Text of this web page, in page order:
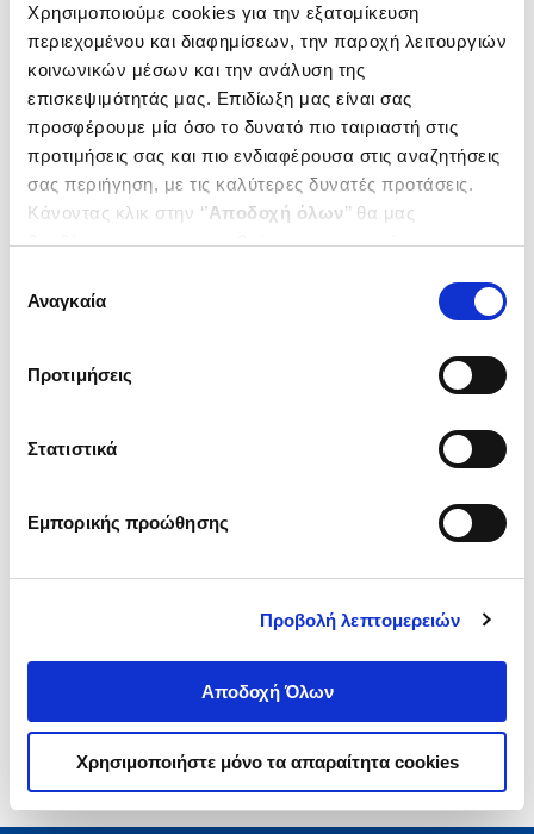
Χρησιμοποιούμε cookies για την εξατομίκευση
περιεχομένου και διαφημίσεων, την παροχή λειτουργιών
κοινωνικών μέσων και την ανάλυση της
επισκεψιμότητάς μας. Επιδίωξη μας είναι σας
προσφέρουμε μία όσο το δυνατό πιο ταιριαστή στις
προτιμήσεις σας και πιο ενδιαφέρουσα στις αναζητήσεις
σας περιήγηση, με τις καλύτερες δυνατές προτάσεις.
Κάνοντας κλικ στην ‘’Αποδοχή όλων’’ θα μας
βοηθήσετε να ανταποκριθούμε στα παραπάνω.
ενδιαφέρουν και να επιλέξετε από τα παρακάτω με την
΄΄και να ενημερωθείτε σχετικά με
συγκατάθεσης
Αναγκαία
Προτιμήσεις
Στατιστικά
Εμπορικής προώθησης
Προβολή λεπτομερειών
Αποδοχή Όλων
Χρησιμοποιήστε μόνο τα απαραίτητα cookies
(0
Τα βάρη για εφήβους
builder
MAITLAND J. WILLIAM
1-1 από 1 προϊόντα